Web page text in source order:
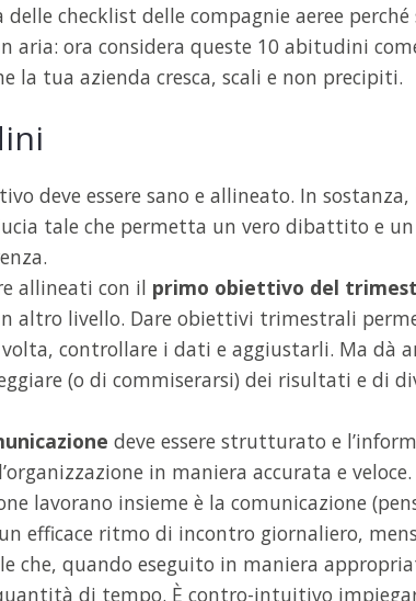
checklist delle compagnie aeree perché
aria: ora considera queste 10 abitudini
la tua azienda cresca, scali e non precipiti.
deve essere sano e allineato. In
tale che permetta un vero dibattito e
allineati con il primo obiettivo del
altro livello. Dare obiettivi trimestrali
controllare i dati e aggiustarli. Ma dà
(o di commiserarsi) dei risultati e di
deve essere strutturato e
in maniera accurata e
lavorano insieme è la comunicazione
efficace ritmo di incontro giornaliero,
che, quando eseguito in maniera
di tempo. È contro-intuitivo